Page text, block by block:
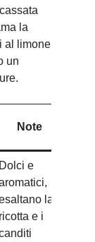
la
al limone
un
Note
Dolci e
la
ricotta e i